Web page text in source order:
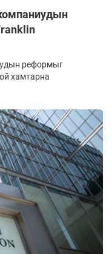
реформыг
хамтарна